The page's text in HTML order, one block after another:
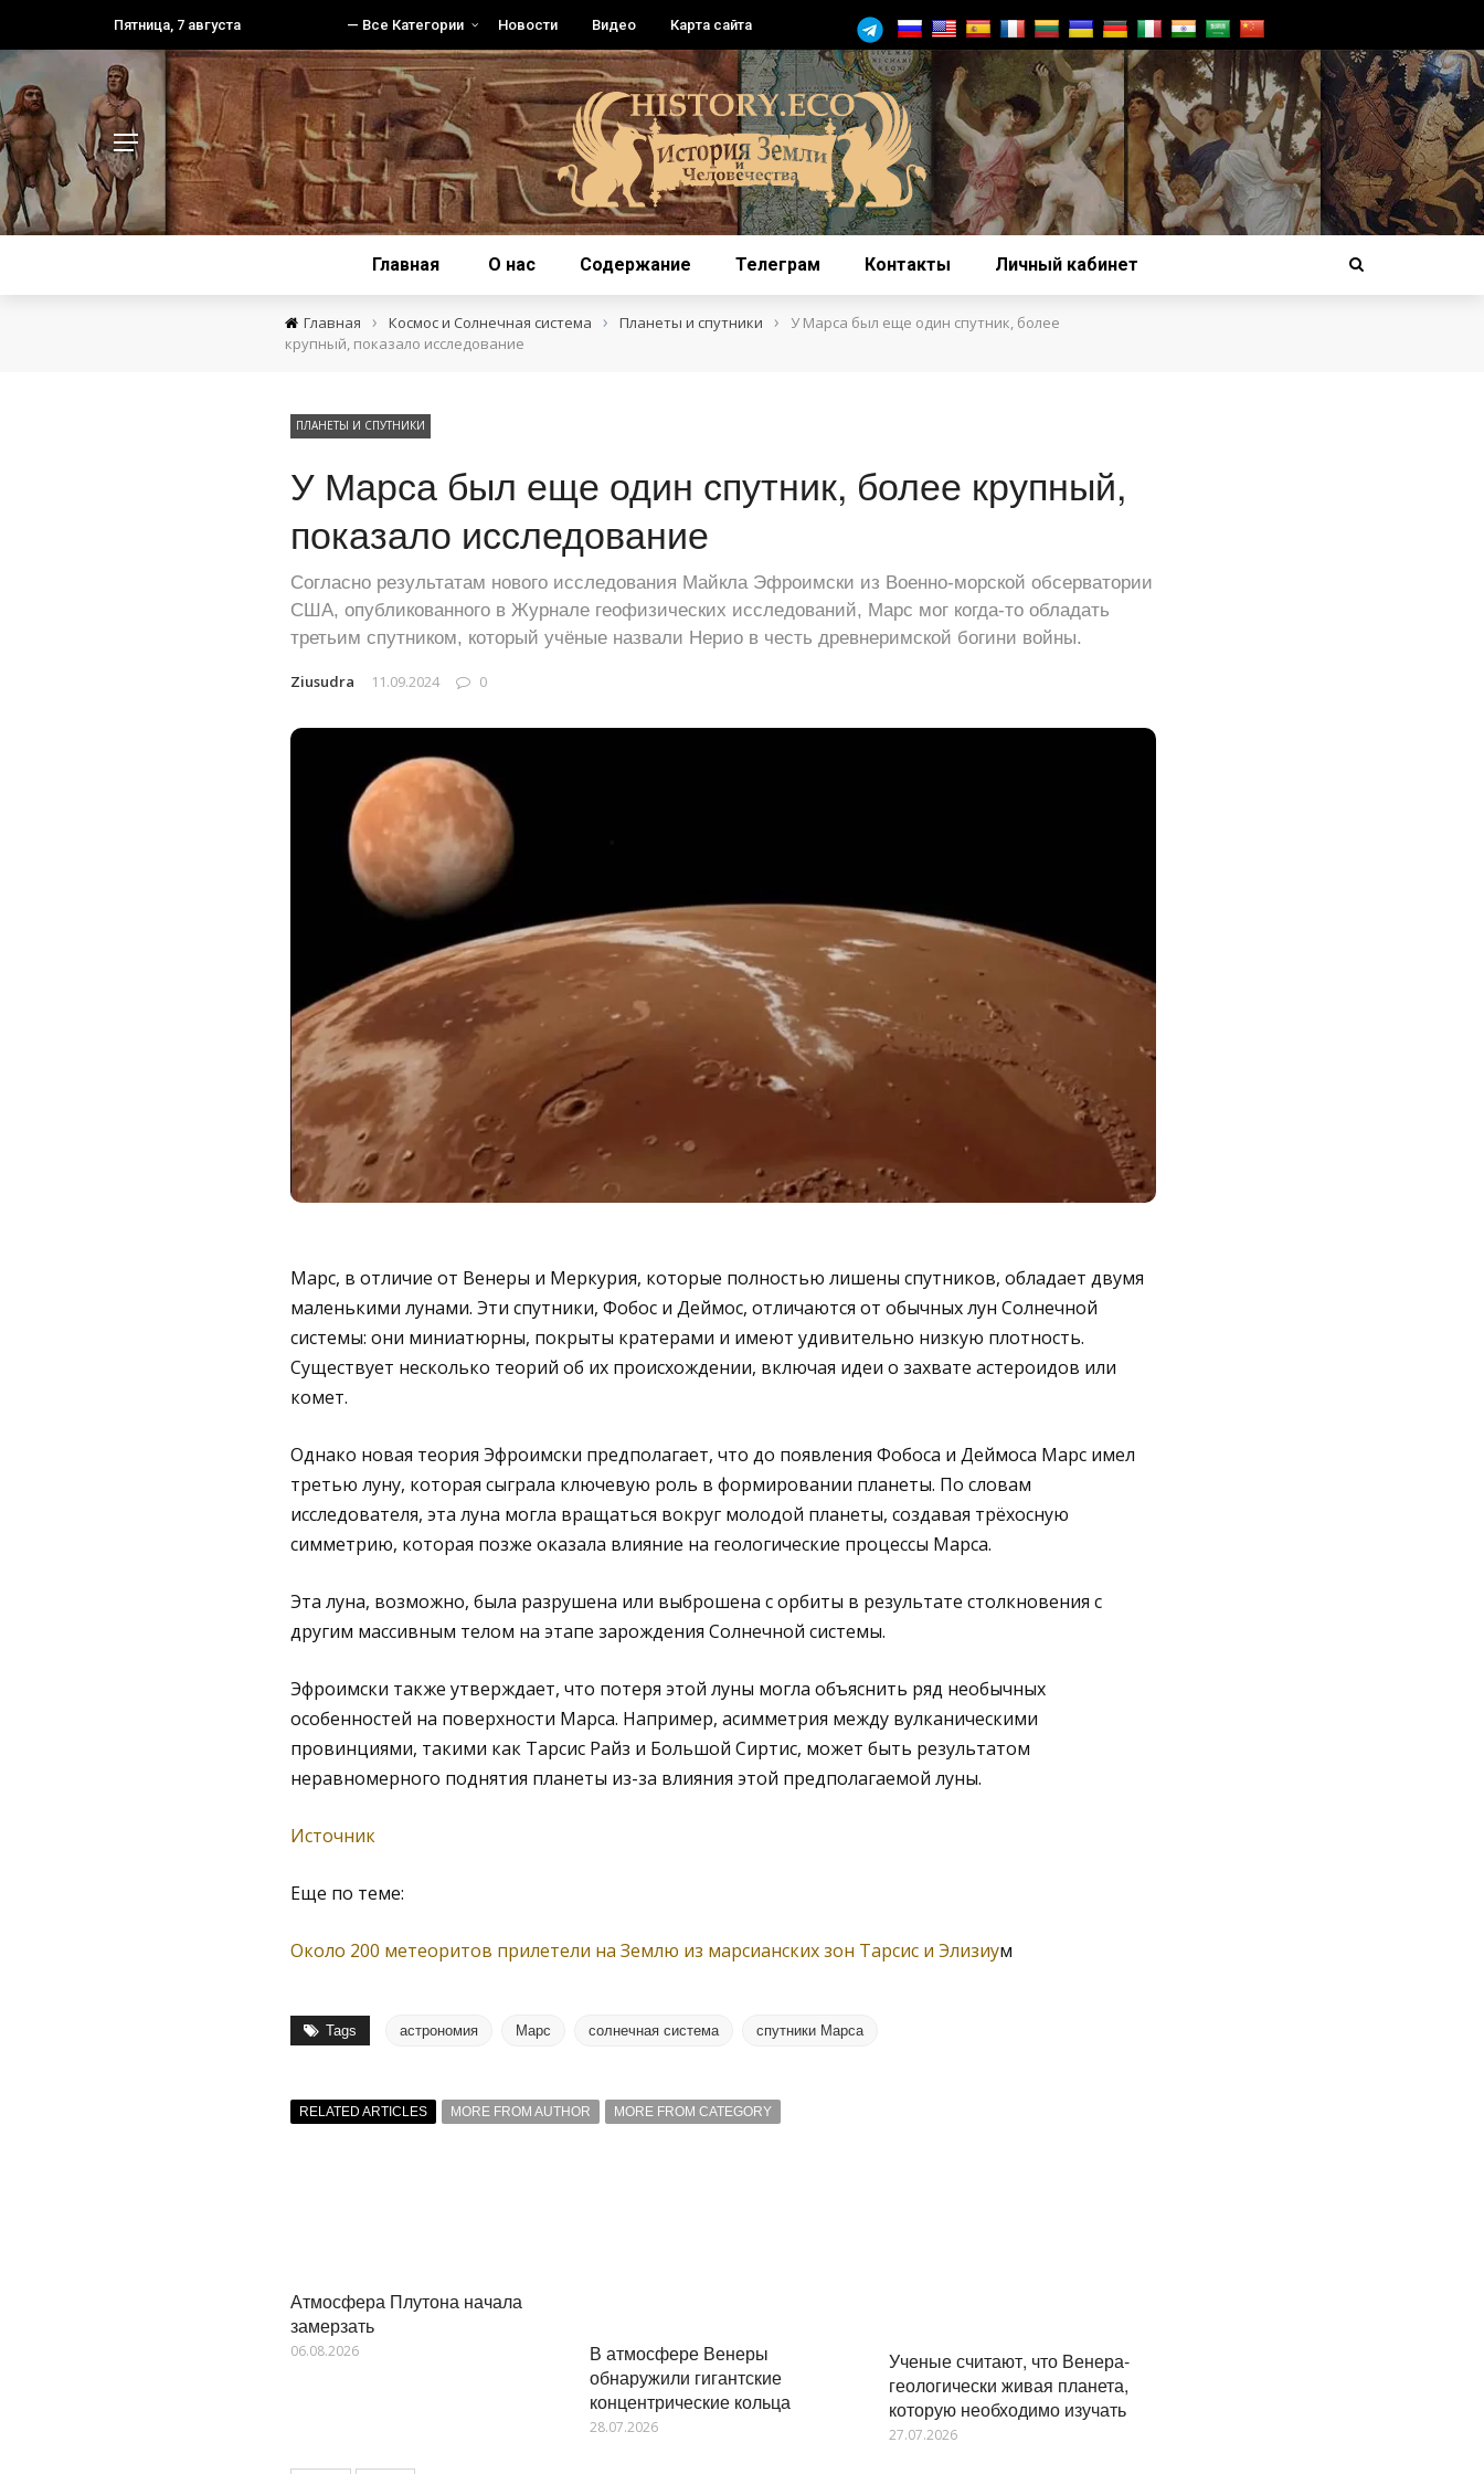
Пятница, 7 августа — Все Категории Новости Видео Карта сайта
Главная О нас Содержание Телеграм Контакты Личный кабинет
Главная › Космос и Солнечная система › Планеты и спутники ›
У Марса был еще один спутник, более
крупный, показало исследование
ПЛАНЕТЫ И СПУТНИКИ
У Марса был еще один спутник, более крупный,
показало исследование
Согласно результатам нового исследования Майкла Эфроимски из Военно-морской обсерватории
США, опубликованного в Журнале геофизических исследований, Марс мог когда-то обладать
третьим спутником, который учёные назвали Нерио в честь древнеримской богини войны.
Ziusudra 11.09.2024 0
Марс, в отличие от Венеры и Меркурия, которые полностью лишены спутников, обладает двумя
маленькими лунами. Эти спутники, Фобос и Деймос, отличаются от обычных лун Солнечной
системы: они миниатюрны, покрыты кратерами и имеют удивительно низкую плотность.
Существует несколько теорий об их происхождении, включая идеи о захвате астероидов или
комет.
Однако новая теория Эфроимски предполагает, что до появления Фобоса и Деймоса Марс имел
третью луну, которая сыграла ключевую роль в формировании планеты. По словам
исследователя, эта луна могла вращаться вокруг молодой планеты, создавая трёхосную
симметрию, которая позже оказала влияние на геологические процессы Марса.
Эта луна, возможно, была разрушена или выброшена с орбиты в результате столкновения с
другим массивным телом на этапе зарождения Солнечной системы.
Эфроимски также утверждает, что потеря этой луны могла объяснить ряд необычных
особенностей на поверхности Марса. Например, асимметрия между вулканическими
провинциями, такими как Тарсис Райз и Большой Сиртис, может быть результатом
неравномерного поднятия планеты из-за влияния этой предполагаемой луны.
Источник
Еще по теме:
Около 200 метеоритов прилетели на Землю из марсианских зон Тарсис и Элизиум
Tags астрономия Марс солнечная система спутники Марса
RELATED ARTICLES MORE FROM AUTHOR MORE FROM CATEGORY
Атмосфера Плутона начала
замерзать
06.08.2026
В атмосфере Венеры
обнаружили гигантские
концентрические кольца
28.07.2026
Ученые считают, что Венера-
геологически живая планета,
которую необходимо изучать
27.07.2026